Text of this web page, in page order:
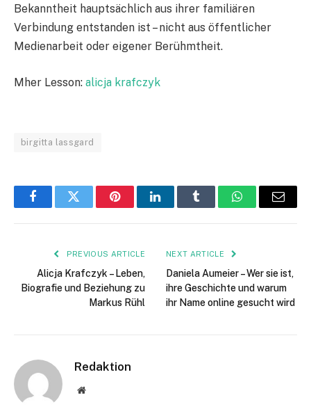
Bekanntheit hauptsächlich aus ihrer familiären
Verbindung entstanden ist – nicht aus öffentlicher
Medienarbeit oder eigener Berühmtheit.
Mher Lesson: alicja krafczyk
birgitta lassgard
FacebookTwitter PinterestLinkedInTumblr WhatsAppEmail
PREVIOUS ARTICLE
Alicja Krafczyk – Leben,
Biografie und Beziehung zu
Markus Rühl
NEXT ARTICLE
Daniela Aumeier – Wer sie ist,
ihre Geschichte und warum
ihr Name online gesucht wird
Redaktion
Website